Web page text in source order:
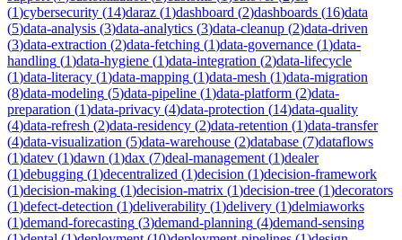
(1)cybersecurity (14)daraz (1)dashboard (2)dashboards (16)data
(5)data-analysis (3)data-analytics (3)data-cleanup (2)data-driven
(3)data-extraction (2)data-fetching (1)data-governance (1)data-
handling (1)data-hygiene (1)data-integration (2)data-lifecycle
(1)data-literacy (1)data-mapping (1)data-mesh (1)data-migration
(8)data-modeling (5)data-pipeline (1)data-platform (2)data-
preparation (1)data-privacy (4)data-protection (14)data-quality
(4)data-refresh (2)data-residency (2)data-retention (1)data-transfer
(4)data-visualization (5)data-warehouse (2)database (7)dataflows
(1)datev (1)dawn (1)dax (7)deal-management (1)dealer
(1)debugging (1)decentralized (1)decision (1)decision-framework
(1)decision-making (1)decision-matrix (1)decision-tree (1)decorators
(1)defect-detection (1)deliverability (1)delivery (1)delmiaworks
(1)demand-forecasting (3)demand-planning (4)demand-sensing